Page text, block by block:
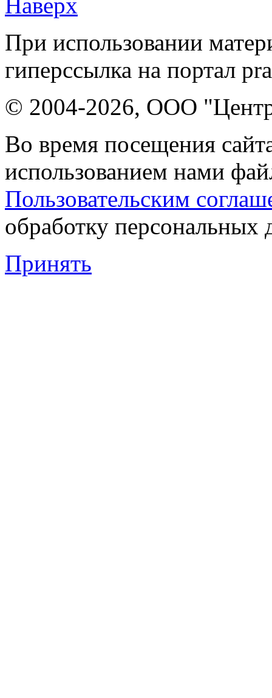
При использовании
гиперссылка на портал
© 2004-2026, ООО "Центр
Во время посещения
использованием нами
Пользовательским
обработку персональных
Принять